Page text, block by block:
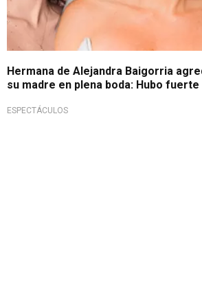
Hermana de Alejandra Baigorria
su madre en plena boda: Hubo fuerte
ESPECTÁCULOS